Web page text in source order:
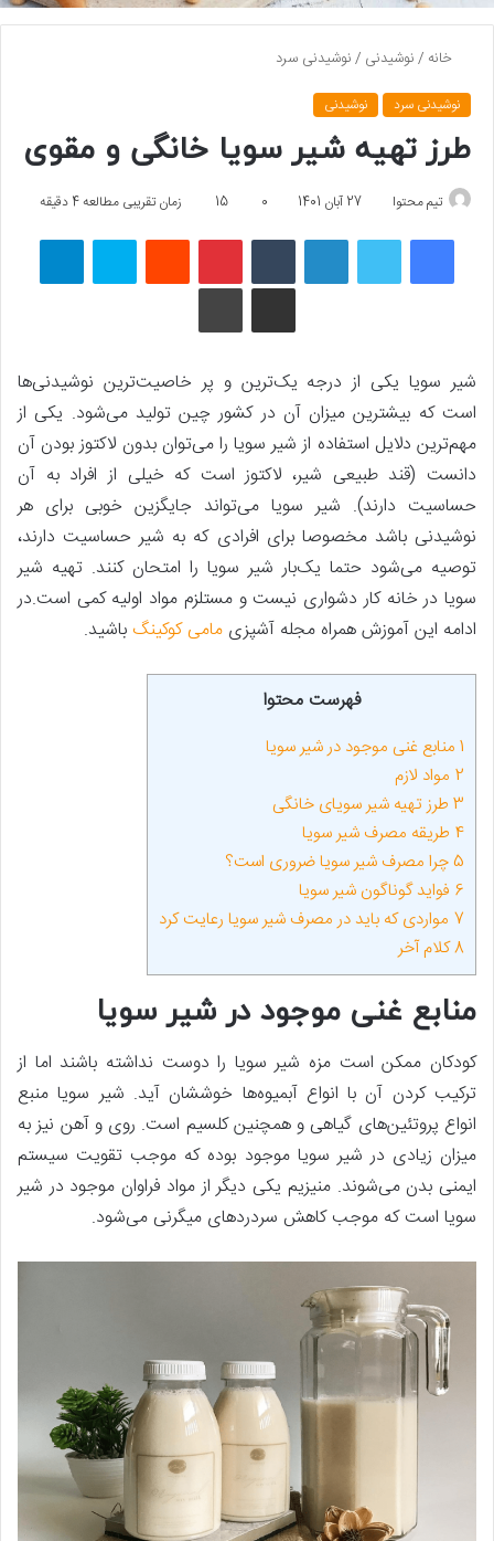
خانه /نوشیدنی /نوشیدنی سرد
نوشیدنی سرد نوشیدنی
طرز تهیه شیر سویا خانگی و مقوی
تیم محتوا 27 آبان 1401 0
15 زمان تقریبی مطالعه 4 دقیقه
فیسبوک توییتر لینکداین تامبلر پینتریستReddit اسکایپ تلگرام
اشتراک گذاری با ایمیل
چاپ
شیر سویا یکی از درجه یک‌ترین و پر خاصیت‌ترین نوشیدنی‌ها
است که بیشترین میزان آن در کشور چین تولید می‌شود. یکی از
مهم‌ترین دلایل استفاده از شیر سویا را می‌توان بدون لاکتوز بودن آن
دانست (قند طبیعی شیر، لاکتوز است که خیلی از افراد به آن
حساسیت دارند). شیر سویا می‌تواند جایگزین خوبی برای هر
نوشیدنی باشد مخصوصا برای افرادی که به شیر حساسیت دارند،
توصیه می‌شود حتما یک‌بار شیر سویا را امتحان کنند. تهیه شیر
سویا در خانه کار دشواری نیست و مستلزم مواد اولیه کمی است.در
ادامه این آموزش همراه مجله آشپزی مامی کوکینگباشید.
فهرست محتوا
1 منابع غنی موجود در شیر سویا
2 مواد لازم
3 طرز تهیه شیر سویای خانگی
4 طریقه مصرف شیر سویا
5چرا مصرف شیر سویا ضروری است؟
6 فواید گوناگون شیر سویا
7 مواردی که باید در مصرف شیر سویا رعایت کرد
8کلام آخر
منابع غنی موجود در شیر سویا
کودکان ممکن است مزه شیر سویا را دوست نداشته باشند اما از
ترکیب کردن آن با انواع آبمیوه‌ها خوششان آید. شیر سویا منبع
انواع پروتئین‌های گیاهی و همچنین کلسیم است. روی و آهن نیز به
میزان زیادی در شیر سویا موجود‌ بوده که موجب تقویت سیستم
ایمنی بدن می‌شوند. منیزیم یکی دیگر از مواد فراوان موجود در شیر
سویا است که موجب کاهش سردرد‌های میگرنی می‌شود.